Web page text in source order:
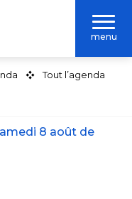
menu
Tout l’agenda
8 août de